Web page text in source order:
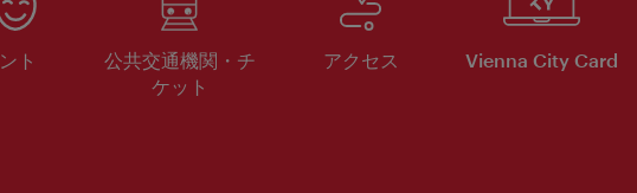
ト
公共交通機関・チ
ケット
アクセス Vienna City Card